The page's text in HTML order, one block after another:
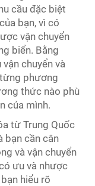
cầu đặc biệt
bạn, vì có
vận chuyển
biển. Bằng
chuyển và
phương
thức nào phù
của mình.
từ Trung Quốc
bạn cần cân
và vận chuyển
ưu và nhược
hiểu rõ